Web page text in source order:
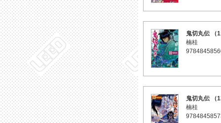
鬼切丸伝 （
楠桂
鬼切丸伝 （
楠桂